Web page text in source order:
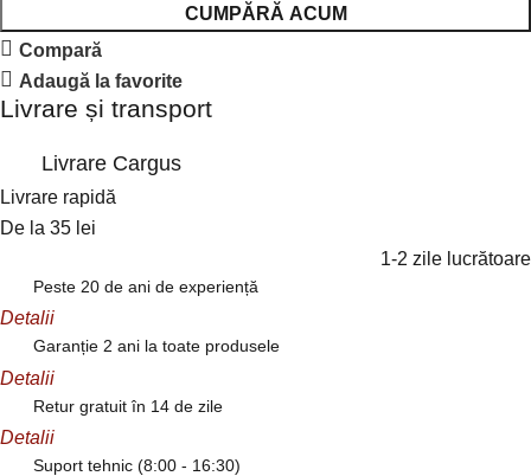
CUMPĂRĂ ACUM
Compară
Adaugă la favorite
Livrare și transport
Livrare Cargus
Livrare rapidă
De la 35 lei
1-2 zile lucrătoare
Peste 20 de ani de experiență
Detalii
Garanție 2 ani la toate produsele
Detalii
Retur gratuit în 14 de zile
Detalii
Suport tehnic (8:00 - 16:30)